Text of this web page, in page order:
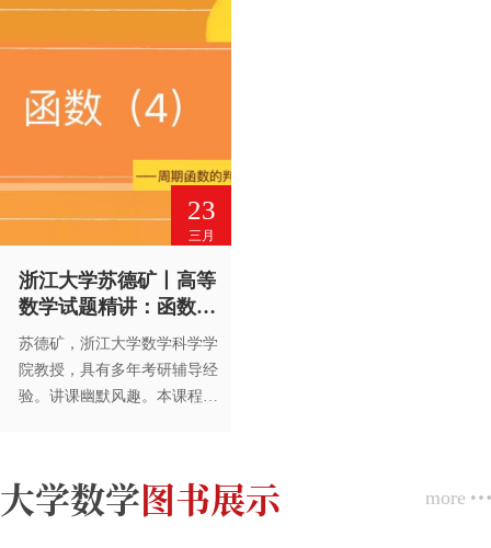
23
三月
浙江大学苏德矿丨高等
数学试题精讲：函数
（4）周期函数的判断
及周期的求法
苏德矿，浙江大学数学科学学
院教授，具有多年考研辅导经
验。讲课幽默风趣。本课程可
者参考。未经高等教育出版社
大学数学图书展示 more